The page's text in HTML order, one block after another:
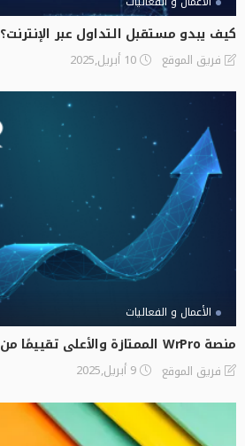
كيف يبدو مستقبل التداول عبر الإنترنت؟
فريق الموقع 10 أبريل,2025
الأعمال و الفعاليات
منصة WrPro الممتازة والأعلى تقييمًا من المتداولين العالميين
فريق الموقع 9 أبريل,2025